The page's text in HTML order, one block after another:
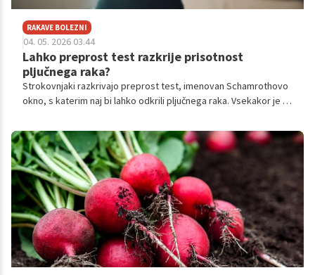
RAKAVE BOLEZNI
04. 05. 2026 03.44
Lahko preprost test razkrije prisotnost
pljučnega raka?
Strokovnjaki razkrivajo preprost test, imenovan Schamrothovo
okno, s katerim naj bi lahko odkrili pljučnega raka. Vsekakor je za
preiskav, vendar lahko s pomočjo tega hitrega testa ugotovite,
če je pregled pri zdravniku smiseln.